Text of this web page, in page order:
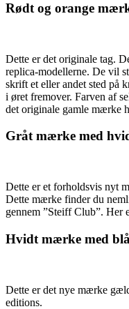
Rødt og orange
Dette er det originale tag.
replica-modellerne. De vil
skrift et eller andet sted på
i øret fremover. Farven af
det originale gamle mærke
Gråt mærke med
Dette er et forholdsvis nyt
Dette mærke finder du
gennem ”Steiff Club”. Her
Hvidt mærke med
Dette er det nye mærke
editions.